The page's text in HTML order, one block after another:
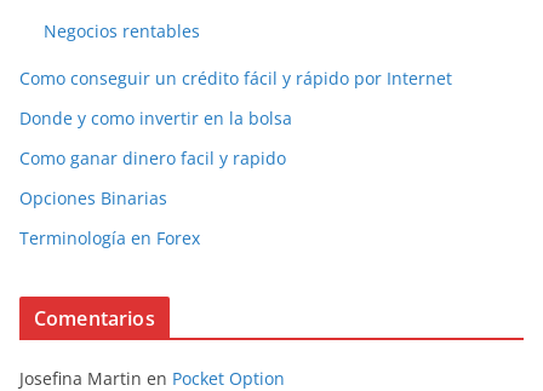
Negocios rentables
Como conseguir un crédito fácil y rápido por Internet
Donde y como invertir en la bolsa
Como ganar dinero facil y rapido
Opciones Binarias
Terminología en Forex
Comentarios
Josefina Martin en Pocket Option